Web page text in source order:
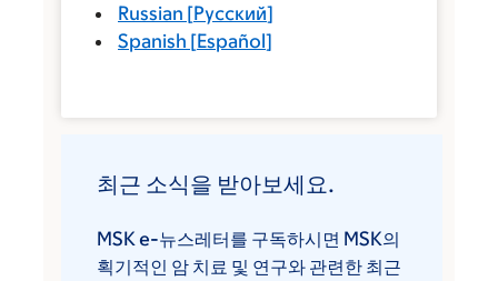
Russian [Русский]
Spanish [Español]
최근 소식을 받아보세요.
MSK e-뉴스레터를 구독하시면 MSK의
획기적인 암 치료 및 연구와 관련한 최근